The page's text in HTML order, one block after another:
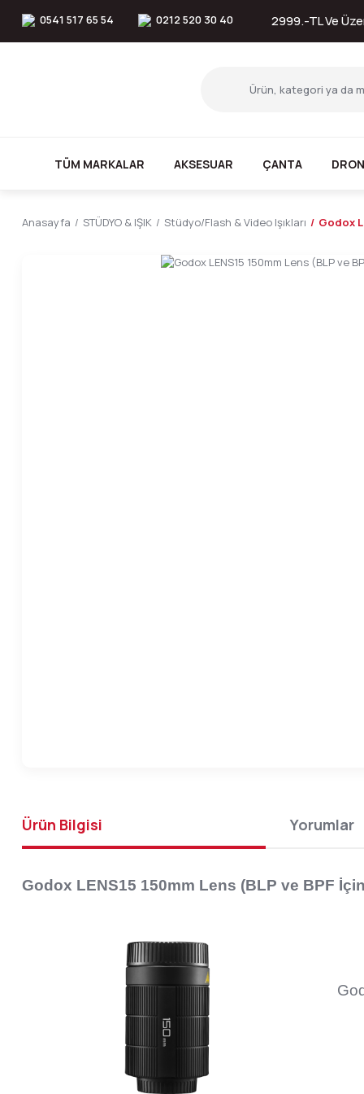
0541 517 65 54 0212 520 30 40 2999.-TL Ve
TÜM MARKALAR AKSESUAR ÇANTA
Anasayfa STÜDYO & IŞIK Stüdyo/Flash & Video Işıkları Godox
Ürün Bilgisi Yorumlar
Godox LENS15 150mm Lens (BLP ve BPF